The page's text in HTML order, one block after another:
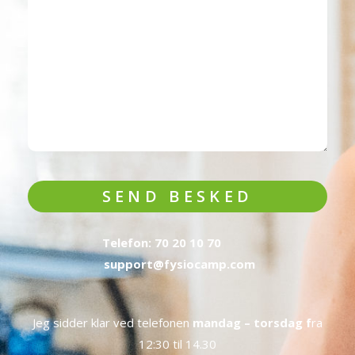
SEND BESKED
Telefon: 70 20 10 70
support@fysiocamp.com
Jeg sidder klar ved telefonen mandag – torsdag fra
12:30 til 14.30